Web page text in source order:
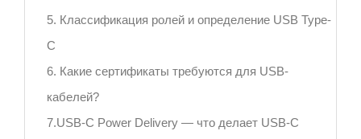
5. Классификация ролей и определение USB Type-
C
6. Какие сертификаты требуются для USB-
кабелей?
7.USB-C Power Delivery — что делает USB-C